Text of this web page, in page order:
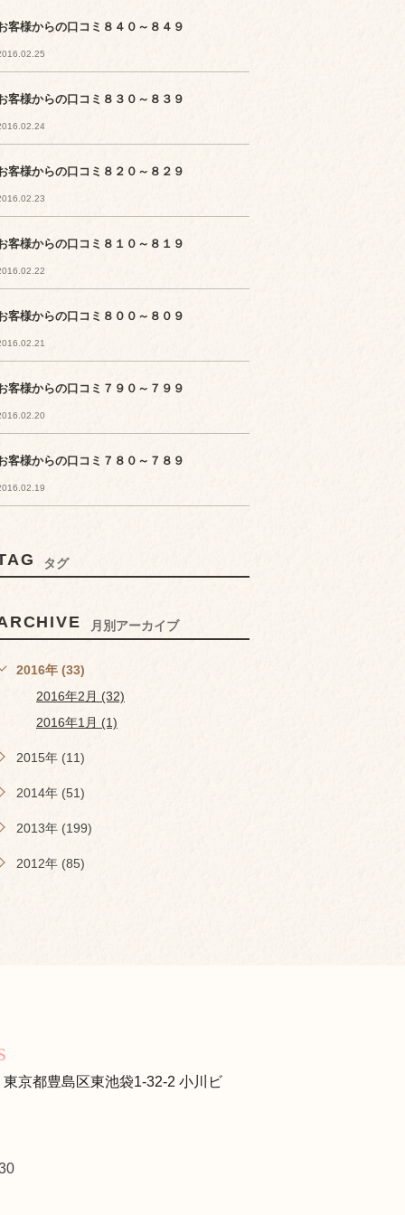
客様からの口コミ８４０～８４９
客様からの口コミ８３０～８３９
客様からの口コミ８２０～８２９
客様からの口コミ８１０～８１９
客様からの口コミ８００～８０９
客様からの口コミ７９０～７９９
客様からの口コミ７８０～７８９
タグ
月別アーカイブ
2016年 (33)
2016年2月 (32)
2016年1月 (1)
2015年 (11)
2014年 (51)
2013年 (199)
2012年 (85)
京都豊島区東池袋1-32-2 小川ビ